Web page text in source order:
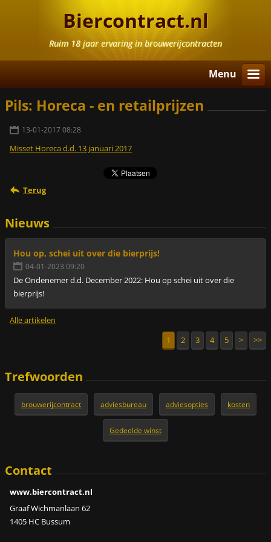
Biercontract.nl
Ruim 18 jaar ervaring in brouwerijcontracten
Menu
Pils: Horeca - en retailprijzen
13-01-2017 08:28
Misset Horeca d.d. 13 januari 2017
Terug
Nieuws
Hou op, schei uit over die bierprijs!
04-01-2023 09:20
De Ondenemer d.d. December 2022: Hou op schei uit over die
bierprijs!
Alle artikelen
1
2 3 4 5 > >>
Trefwoorden
brouwerijcontract adviesbureau adviesopties kosten
Gedeelde winst
Contact
www.biercontract.nl
Graaf Wichmanlaan 62
1405 HC Bussum